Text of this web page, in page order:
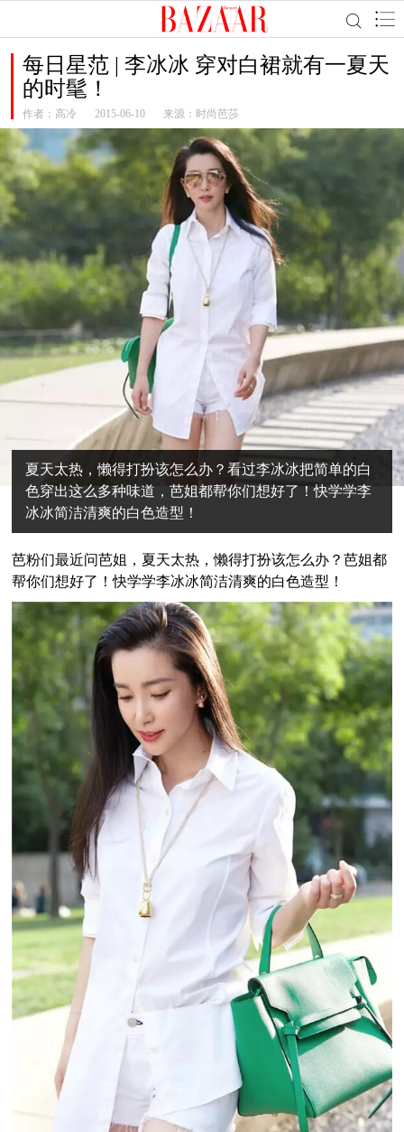
每日星范 | 李冰冰 穿对白裙就有一夏天
的时髦！
作者： 高冷 2015-06-10 来源：时尚芭莎
夏天太热，懒得打扮该怎么办？看过李冰冰把简单的白
色穿出这么多种味道，芭姐都帮你们想好了！快学学李
冰冰简洁清爽的白色造型！
芭粉们最近问芭姐，夏天太热，懒得打扮该怎么办？芭姐都
帮你们想好了！快学学李冰冰简洁清爽的白色造型！